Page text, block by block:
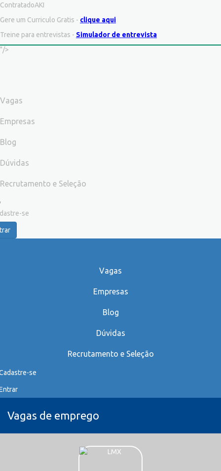
ContratadoAKI
Gere um Curriculo Gratis - clique aqui
Treine para entrevistas - Simulador de entrevista
"/>
Vagas
Empresas
Blog
Dúvidas
Recrutamento e Seleção
se
Vagas
Empresas
Blog
Dúvidas
Recrutamento e Seleção
se
Vagas de emprego